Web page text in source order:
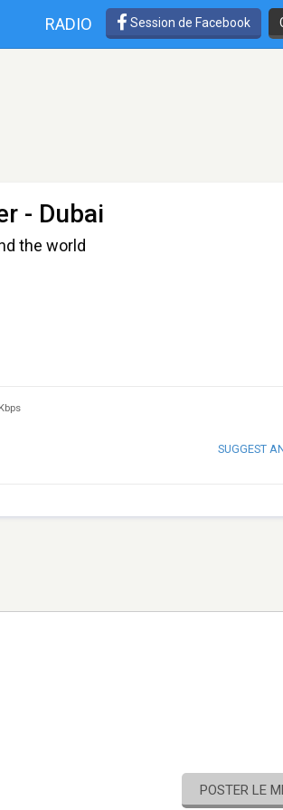
RADIO Session de Facebook
- Dubai
the world
SUGGEST
POSTER LE